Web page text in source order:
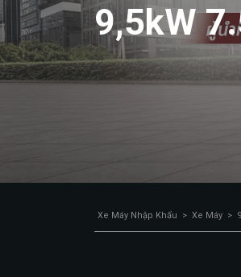
9,5kW
Xe Máy Nhập Khẩu > Xe Máy >